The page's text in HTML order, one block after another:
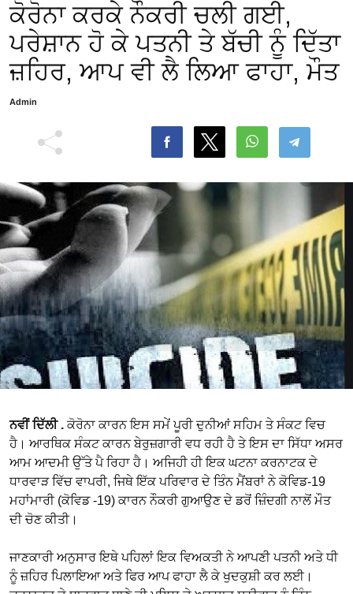
ਕੋਰੋਨਾ ਕਰਕੇ ਨੌਕਰੀ ਚਲੀ ਗਈ,
ਪਰੇਸ਼ਾਨ ਹੋ ਕੇ ਪਤਨੀ ਤੇ ਬੱਚੀ ਨੂੰ ਦਿੱਤਾ
ਜ਼ਹਿਰ, ਆਪ ਵੀ ਲੈ ਲਿਆ ਫਾਹਾ, ਮੌਤ
Admin
ਨਵੀਂ ਦਿੱਲੀ .ਕੋਰੋਨਾ ਕਾਰਨ ਇਸ ਸਮੇਂ ਪੂਰੀ ਦੁਨੀਆਂ ਸਹਿਮ ਤੇ ਸੰਕਟ ਵਿਚ
ਹੈ। ਆਰਥਿਕ ਸੰਕਟ ਕਾਰਨ ਬੇਰੁਜ਼ਗਾਰੀ ਵਧ ਰਹੀ ਹੈ ਤੇ ਇਸ ਦਾ ਸਿੱਧਾ ਅਸਰ
ਆਮ ਆਦਮੀ ਉੱਤੇ ਪੈ ਰਿਹਾ ਹੈ। ਅਜਿਹੀ ਹੀ ਇਕ ਘਟਨਾ ਕਰਨਾਟਕ ਦੇ
ਧਾਰਵਾੜ ਵਿੱਚ ਵਾਪਰੀ, ਜਿਥੇ ਇੱਕ ਪਰਿਵਾਰ ਦੇ ਤਿੰਨ ਮੈਂਬਰਾਂ ਨੇ ਕੋਵਿਡ-19
ਮਹਾਂਮਾਰੀ (ਕੋਵਿਡ -19) ਕਾਰਨ ਨੌਕਰੀ ਗੁਆਉਣ ਦੇ ਡਰੋਂ ਜ਼ਿੰਦਗੀ ਨਾਲੋਂ ਮੌਤ
ਦੀ ਚੋਣ ਕੀਤੀ।
ਜਾਣਕਾਰੀ ਅਨੁਸਾਰ ਇਥੇ ਪਹਿਲਾਂ ਇਕ ਵਿਅਕਤੀ ਨੇ ਆਪਣੀ ਪਤਨੀ ਅਤੇ ਧੀ
ਨੂੰ ਜ਼ਹਿਰ ਪਿਲਾਇਆ ਅਤੇ ਫਿਰ ਆਪ ਫਾਹਾ ਲੈ ਕੇ ਖੁਦਕੁਸ਼ੀ ਕਰ ਲਈ।